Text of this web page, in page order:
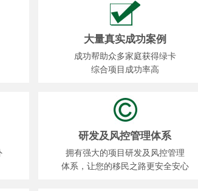
大量真实成功案例
成功帮助众多家庭获得绿卡
综合项目成功率高
研发及风控管理体系
拥有强大的项目研发及风控管理
体系，让您的移民之路更安全安心